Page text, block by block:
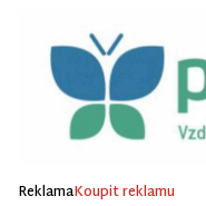
ReklamaKoupit reklamu